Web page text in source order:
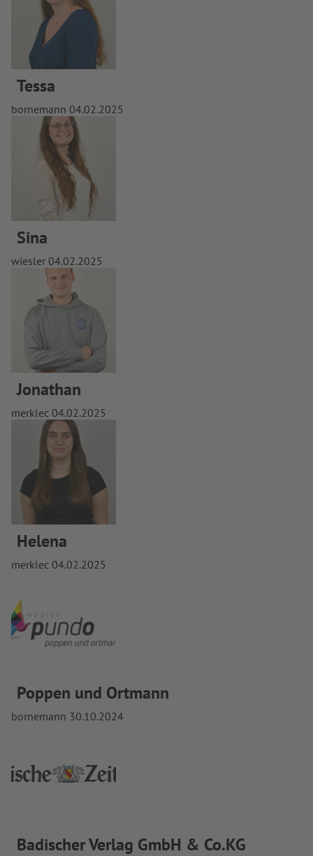
Tessa
bornemann 04.02.2025
Sina
wiesler 04.02.2025
Jonathan
merklec 04.02.2025
Helena
merklec 04.02.2025
Poppen und Ortmann
bornemann 30.10.2024
Badischer Verlag GmbH & Co.KG